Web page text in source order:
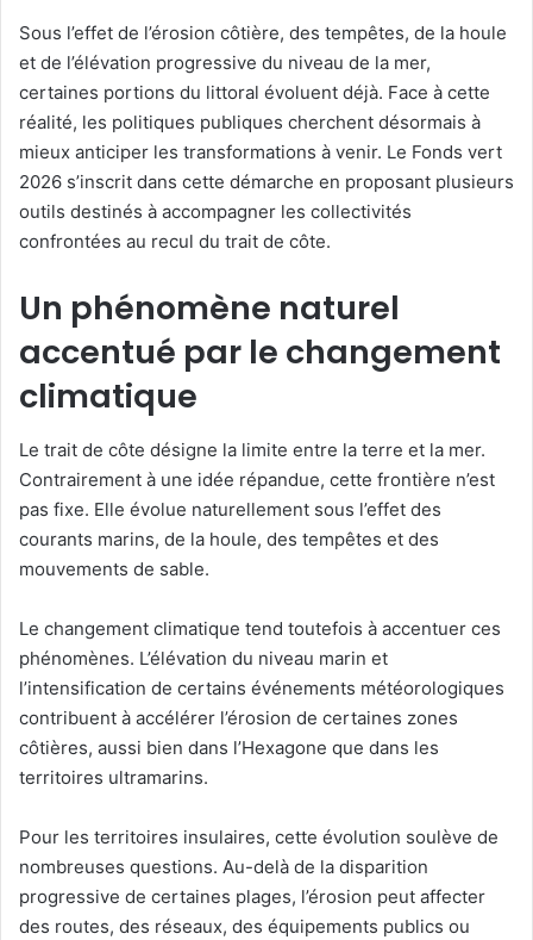
Sous l’effet de l’érosion côtière, des tempêtes, de la houle
et de l’élévation progressive du niveau de la mer,
certaines portions du littoral évoluent déjà. Face à cette
réalité, les politiques publiques cherchent désormais à
mieux anticiper les transformations à venir. Le Fonds vert
2026 s’inscrit dans cette démarche en proposant plusieurs
outils destinés à accompagner les collectivités
confrontées au recul du trait de côte.
Un phénomène naturel
accentué par le changement
climatique
Le trait de côte désigne la limite entre la terre et la mer.
Contrairement à une idée répandue, cette frontière n’est
pas fixe. Elle évolue naturellement sous l’effet des
courants marins, de la houle, des tempêtes et des
mouvements de sable.
Le changement climatique tend toutefois à accentuer ces
phénomènes. L’élévation du niveau marin et
l’intensification de certains événements météorologiques
contribuent à accélérer l’érosion de certaines zones
côtières, aussi bien dans l’Hexagone que dans les
territoires ultramarins.
Pour les territoires insulaires, cette évolution soulève de
nombreuses questions. Au-delà de la disparition
progressive de certaines plages, l’érosion peut affecter
des routes, des réseaux, des équipements publics ou